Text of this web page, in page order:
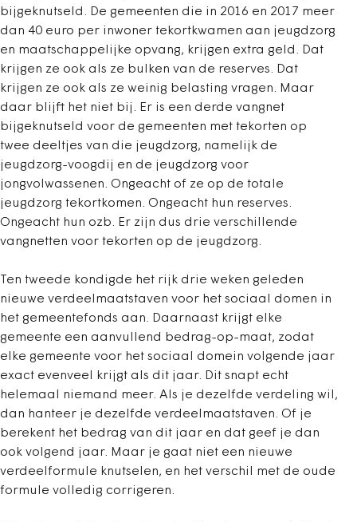
bijgeknutseld. De gemeenten die in 2016 en 2017 meer
dan 40 euro per inwoner tekortkwamen aan jeugdzorg
en maatschappelijke opvang, krijgen extra geld. Dat
krijgen ze ook als ze bulken van de reserves. Dat
krijgen ze ook als ze weinig belasting vragen. Maar
daar blijft het niet bij. Er is een derde vangnet
bijgeknutseld voor de gemeenten met tekorten op
twee deeltjes van die jeugdzorg, namelijk de
jeugdzorg-voogdij en de jeugdzorg voor
jongvolwassenen. Ongeacht of ze op de totale
jeugdzorg tekortkomen. Ongeacht hun reserves.
Ongeacht hun ozb. Er zijn dus drie verschillende
vangnetten voor tekorten op de jeugdzorg.
Ten tweede kondigde het rijk drie weken geleden
nieuwe verdeelmaatstaven voor het sociaal domen in
het gemeentefonds aan. Daarnaast krijgt elke
gemeente een aanvullend bedrag-op-maat, zodat
elke gemeente voor het sociaal domein volgende jaar
exact evenveel krijgt als dit jaar. Dit snapt echt
helemaal niemand meer. Als je dezelfde verdeling wil,
dan hanteer je dezelfde verdeelmaatstaven. Of je
berekent het bedrag van dit jaar en dat geef je dan
ook volgend jaar. Maar je gaat niet een nieuwe
verdeelformule knutselen, en het verschil met de oude
formule volledig corrigeren.